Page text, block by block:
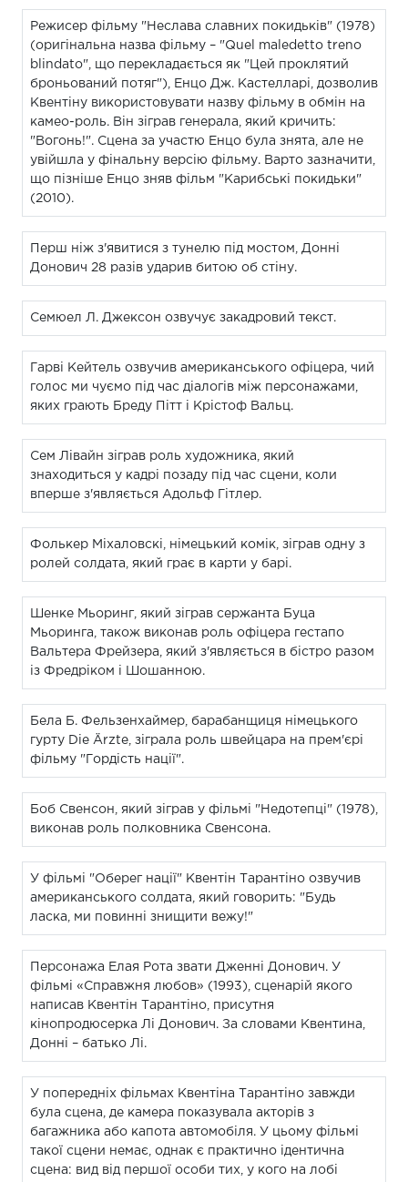
Режисер фільму "Неслава славних покидьків" (1978)
(оригінальна назва фільму – "Quel maledetto treno
blindato", що перекладається як "Цей проклятий
броньований потяг"), Енцо Дж. Кастелларі, дозволив
Квентіну використовувати назву фільму в обмін на
камео-роль. Він зіграв генерала, який кричить:
"Вогонь!". Сцена за участю Енцо була знята, але не
увійшла у фінальну версію фільму. Варто зазначити,
що пізніше Енцо зняв фільм "Карибські покидьки"
(2010).
Перш ніж з'явитися з тунелю під мостом, Донні
Донович 28 разів ударив битою об стіну.
Семюел Л. Джексон озвучує закадровий текст.
Гарві Кейтель озвучив американського офіцера, чий
голос ми чуємо під час діалогів між персонажами,
яких грають Бреду Пітт і Крістоф Вальц.
Сем Лівайн зіграв роль художника, який
знаходиться у кадрі позаду під час сцени, коли
вперше з'являється Адольф Гітлер.
Фолькер Міхаловскі, німецький комік, зіграв одну з
ролей солдата, який грає в карти у барі.
Шенке Мьоринг, який зіграв сержанта Буца
Мьоринга, також виконав роль офіцера гестапо
Вальтера Фрейзера, який з'являється в бістро разом
із Фредріком і Шошанною.
Бела Б. Фельзенхаймер, барабанщиця німецького
гурту Die Ärzte, зіграла роль швейцара на прем'єрі
фільму "Гордість нації".
Боб Свенсон, який зіграв у фільмі "Недотепці" (1978),
виконав роль полковника Свенсона.
У фільмі "Оберег нації" Квентін Тарантіно озвучив
американського солдата, який говорить: "Будь
ласка, ми повинні знищити вежу!"
Персонажа Елая Рота звати Дженні Донович. У
фільмі «Справжня любов» (1993), сценарій якого
написав Квентін Тарантіно, присутня
кінопродюсерка Лі Донович. За словами Квентина,
Донні – батько Лі.
У попередніх фільмах Квентіна Тарантіно завжди
була сцена, де камера показувала акторів з
багажника або капота автомобіля. У цьому фільмі
такої сцени немає, однак є практично ідентична
сцена: вид від першої особи тих, у кого на лобі